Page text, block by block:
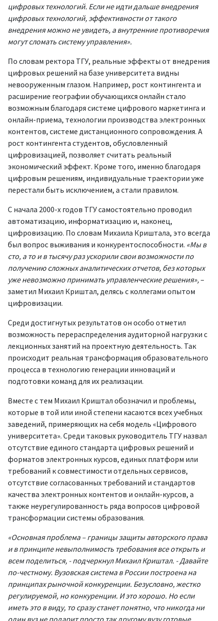
цифровых технологий. Если не идти дальше внедрения
цифровых технологий, эффективности от такого
внедрения можно не увидеть, а внутренние противоречия
могут сломать систему управления».
По словам ректора ТГУ, реальные эффекты от внедрения
цифровых решений на базе университета видны
невооруженным глазом. Например, рост контингента и
расширение географии обучающихся онлайн стало
возможным благодаря системе цифрового маркетинга и
онлайн-приема, технологии производства электронных
контентов, системе дистанционного сопровождения. А
рост контингента студентов, обусловленный
цифровизацией, позволяет считать реальный
экономический эффект. Кроме того, именно благодаря
цифровым решениям, индивидуальные траектории уже
перестали быть исключением, а стали правилом.
С начала 2000-х годов ТГУ самостоятельно проводил
автоматизацию, информатизацию и, наконец,
цифровизацию. По словам Михаила Криштала, это всегда
был вопрос выживания и конкурентоспособности. «Мы в
сто, а то и в тысячу раз ускорили свои возможности по
получению сложных аналитических отчетов, без которых
уже невозможно принимать управленческие решения»,–
заметил Михаил Криштал, делясь с коллегами опытом
цифровизации.
Среди достигнутых результатов он особо отметил
возможность перераспределения аудиторной нагрузки с
лекционных занятий на проектную деятельность. Так
происходит реальная трансформация образовательного
процесса в технологию генерации инноваций и
подготовки команд для их реализации.
Вместе с тем Михаил Криштал обозначил и проблемы,
которые в той или иной степени касаются всех учебных
заведений, примеряющих на себя модель «Цифрового
университета». Среди таковых руководитель ТГУ назвал
отсутствие единого стандарта цифровых решений и
форматов электронных курсов, единых платформ или
требований к совместимости отдельных сервисов,
отсутствие согласованных требований и стандартов
качества электронных контентов и онлайн-курсов, а
также неурегулированность ряда вопросов цифровой
трансформации системы образования.
«Основная проблема – границы защиты авторского права
и в принципе невыполнимость требования все открыть и
всем поделиться, - подчеркнул Михаил Криштал. - Давайте
по-честному. Вузовская система в России построена на
принципах рыночной конкуренции. Безусловно, жестко
регулируемой, но конкуренции. И это хорошо. Но если
иметь это в виду, то сразу станет понятно, что никогда ни
один вуз не подарит просто так другому вузу готовые